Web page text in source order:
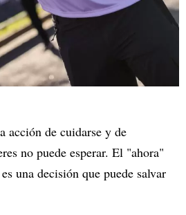
acción de cuidarse y de
no puede esperar. El "ahora"
una decisión que puede salvar